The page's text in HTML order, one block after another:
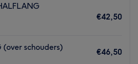
€42,50
(over schouders)
€46,50